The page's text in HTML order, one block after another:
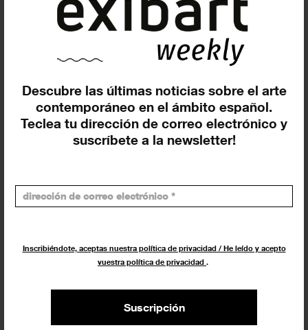
Descubre las últimas noticias sobre el arte
contemporáneo en el ámbito español.
Teclea tu dirección de correo electrónico y
suscríbete a la newsletter!
Inscribiéndote, aceptas nuestra política de privacidad / He leído y acepto
vuestra política de privacidad .
Suscripción
Exposiciones y eventos
En curso y futuros
Pasados, en curso y futuros
Exposiciones y actividades en tu ciudad